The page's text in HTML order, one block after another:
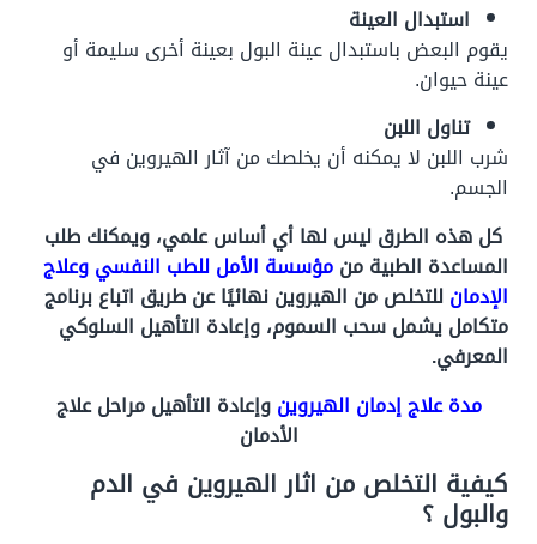
استبدال العينة
يقوم البعض باستبدال عينة البول بعينة أخرى سليمة أو
عينة حيوان.
تناول اللبن
شرب اللبن لا يمكنه أن يخلصك من آثار الهيروين في
الجسم.
كل هذه الطرق ليس لها أي أساس علمي، ويمكنك طلب
المساعدة الطبية منمؤسسة الأمل للطب النفسي وعلاج
الإدمانللتخلص من الهيروين نهائيًا عن طريق اتباع برنامج
متكامل يشمل سحب السموم، وإعادة التأهيل السلوكي
المعرفي.
مدة علاج إدمان الهيروينوإعادة التأهيل مراحل علاج
الأدمان
كيفية التخلص من اثار الهيروين في الدم
والبول ؟